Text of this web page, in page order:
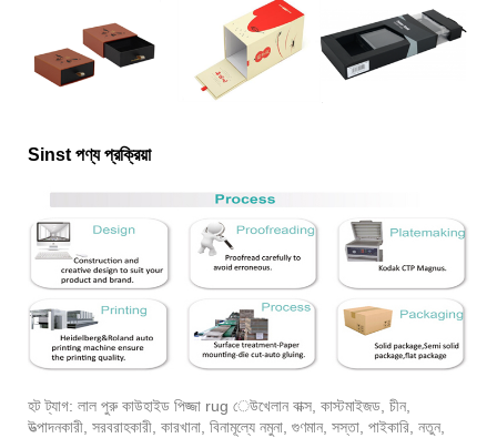
Sinst পণ্য প্রক্রিয়া
হট ট্যাগ: লাল পুরু কাউহাইড পিজ্জা rug েউখেলান বাক্স, কাস্টমাইজড, চীন,
উত্পাদনকারী, সরবরাহকারী, কারখানা, বিনামূল্যে নমুনা, গুণমান, সস্তা, পাইকারি, নতুন,